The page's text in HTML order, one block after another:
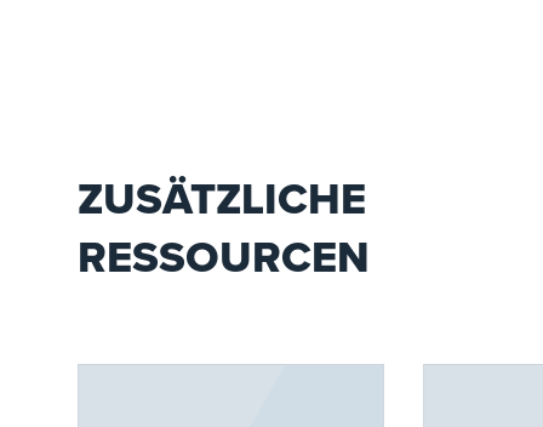
ZUSÄTZLICHE
RESSOURCEN